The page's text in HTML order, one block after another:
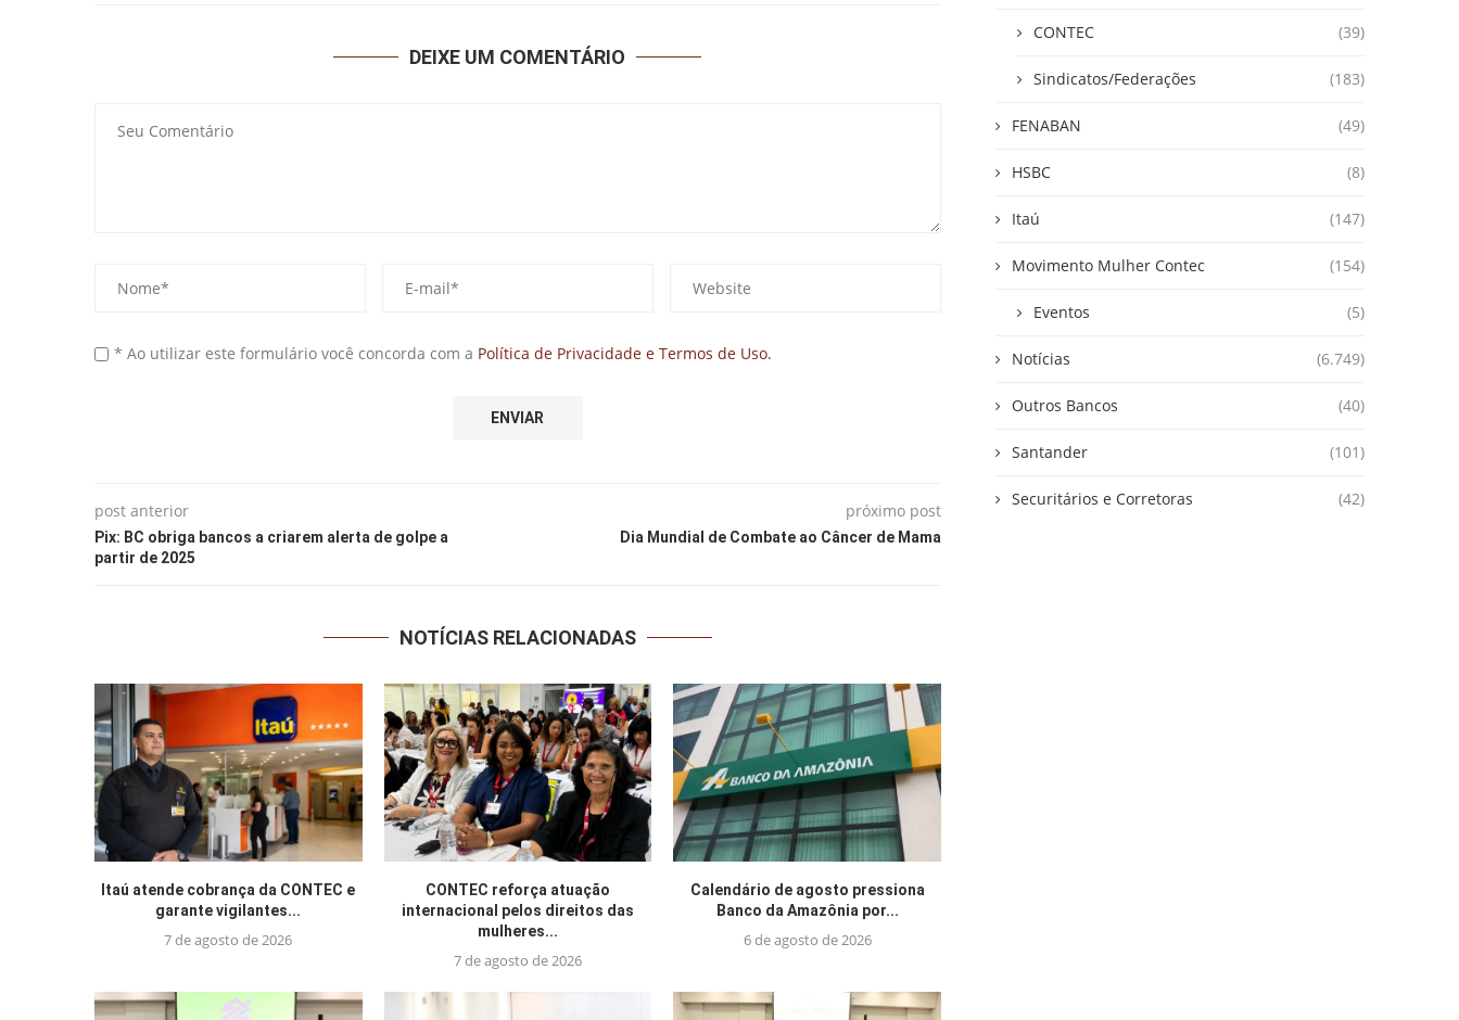
DEIXE UM COMENTÁRIO
* Ao utilizar este formulário você concorda com a Política de Privacidade e Termos de Uso.
post anterior
Pix: BC obriga bancos a criarem alerta de golpe a
partir de 2025
próximo post
Dia Mundial de Combate ao Câncer de Mama
NOTÍCIAS RELACIONADAS
Itaú atende cobrança da CONTEC e
garante vigilantes...
7 de agosto de 2026
CONTEC reforça atuação
internacional pelos direitos das
mulheres...
7 de agosto de 2026
Calendário de agosto pressiona
Banco da Amazônia por...
6 de agosto de 2026
CONTEC (39)
Sindicatos/Federações (183)
FENABAN (49)
HSBC (8)
Itaú (147)
Movimento Mulher Contec (154)
Eventos (5)
Notícias (6.749)
Outros Bancos (40)
Santander (101)
Securitários e Corretoras (42)